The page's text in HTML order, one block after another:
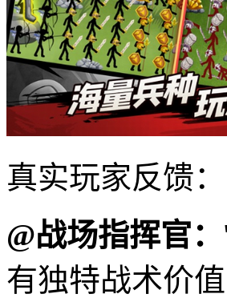
真实玩家反馈：
@战场指挥官：
有独特战术价